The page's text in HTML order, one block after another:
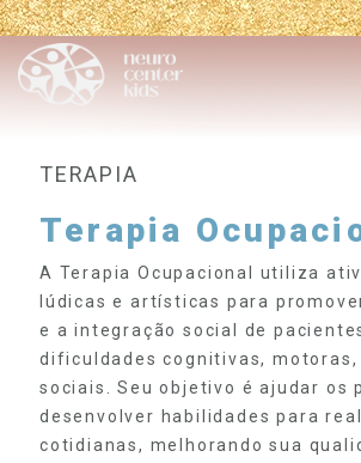
TERAPIA
Terapia
A Terapia Ocupacional utiliza
lúdicas e artísticas para
e a integração social de
dificuldades cognitivas, motoras,
sociais. Seu objetivo é ajudar os
desenvolver habilidades para
cotidianas, melhorando sua